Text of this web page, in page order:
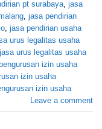
pt surabaya jasa
jasa pendirian
jasa pendirian usaha
urus legalitas usaha
jasa urus legalitas usaha
izin usaha
izin usaha
izin usaha
Leave a comment